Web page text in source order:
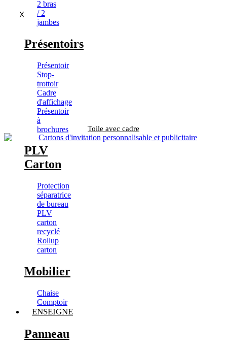
X
2 bras
/ 2
jambes
Présentoirs
Présentoir
Stop-
trottoir
Cadre
d'affichage
Présentoir
à
brochures
PLV
Carton
Protection
séparatrice
de bureau
PLV
carton
recyclé
Rollup
carton
Mobilier
Chaise
Comptoir
ENSEIGNE
Panneau
Toile avec cadre